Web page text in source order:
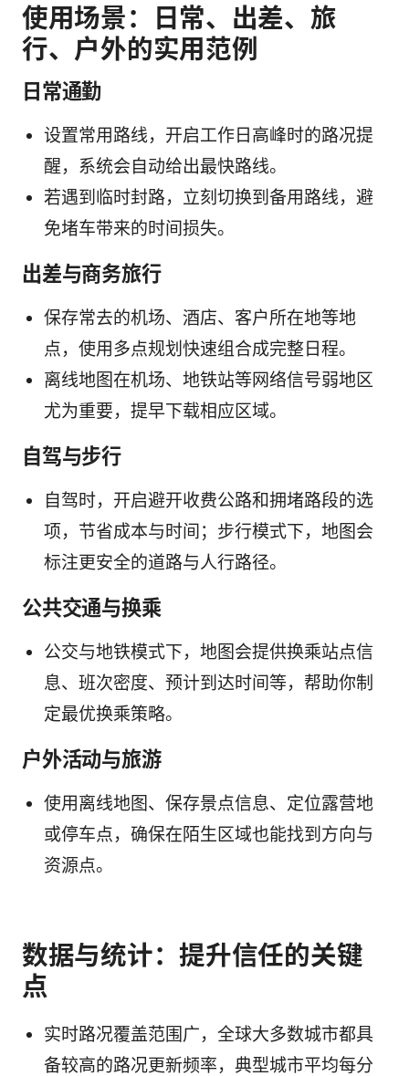
使用场景：日常、出差、旅
行、户外的实用范例
日常通勤
设置常用路线，开启工作日高峰时的路况提
醒，系统会自动给出最快路线。
若遇到临时封路，立刻切换到备用路线，避
免堵车带来的时间损失。
出差与商务旅行
保存常去的机场、酒店、客户所在地等地
点，使用多点规划快速组合成完整日程。
离线地图在机场、地铁站等网络信号弱地区
尤为重要，提早下载相应区域。
自驾与步行
自驾时，开启避开收费公路和拥堵路段的选
项，节省成本与时间；步行模式下，地图会
标注更安全的道路与人行路径。
公共交通与换乘
公交与地铁模式下，地图会提供换乘站点信
息、班次密度、预计到达时间等，帮助你制
定最优换乘策略。
户外活动与旅游
使用离线地图、保存景点信息、定位露营地
或停车点，确保在陌生区域也能找到方向与
资源点。
数据与统计：提升信任的关键
点
实时路况覆盖范围广，全球大多数城市都具
备较高的路况更新频率，典型城市平均每分